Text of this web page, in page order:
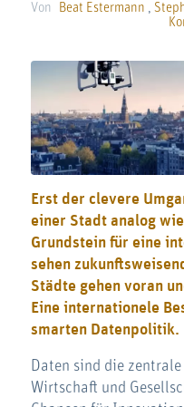
Von Beat Estermann ,
Erst der clevere
einer Stadt analog
Grundstein für eine
sehen
Städte gehen voran
Eine internationele
smarten Datenpolitik.
Daten sind die
Wirtschaft und